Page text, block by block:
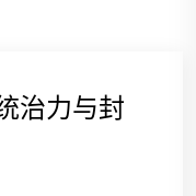
治力与封